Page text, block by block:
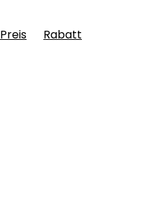
Preis
Rabatt